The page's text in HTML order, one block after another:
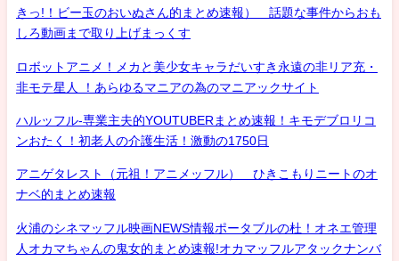
きっ!！ビー玉のおいぬさん的まとめ速報） 話題な事件からおも
しろ動画まで取り上げまっくす
ロボットアニメ！メカと美少女キャラだいすき永遠の非リア充・
非モテ星人 ！あらゆるマニアの為のマニアックサイト
ハルッフル-専業主夫的YOUTUBERまとめ速報！キモデブロリコ
ンおたく！初老人の介護生活！激動の1750日
アニゲタレスト（元祖！アニメッフル） ひきこもりニートのオ
ナベ的まとめ速報
火浦のシネマッフル映画NEWS情報ポータブルの杜！オネエ管理
人オカマちゃんの鬼女的まとめ速報!オカマッフルアタックナンバ